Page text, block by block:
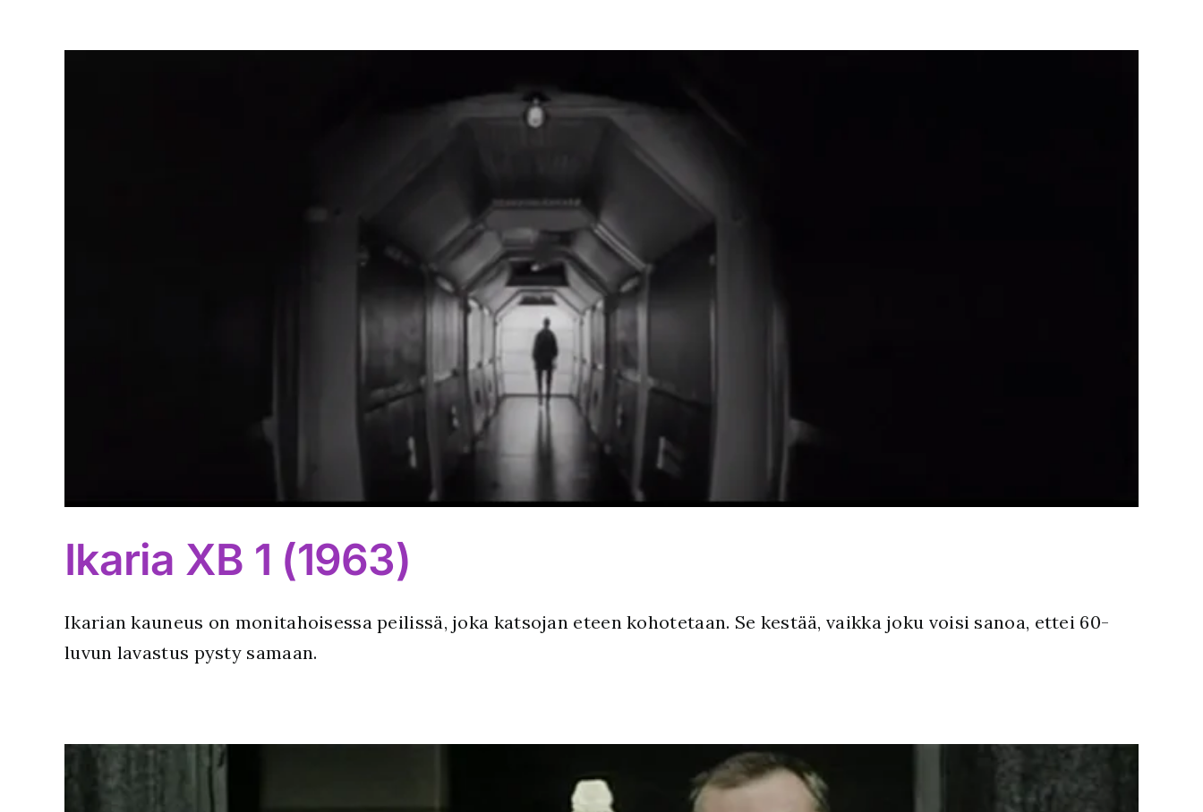
Ikaria XB 1 (1963)
Ikarian kauneus on monitahoisessa peilissä, joka katsojan eteen kohotetaan. Se kestää, vaikka joku voisi sanoa, ettei 60-
luvun lavastus pysty samaan.